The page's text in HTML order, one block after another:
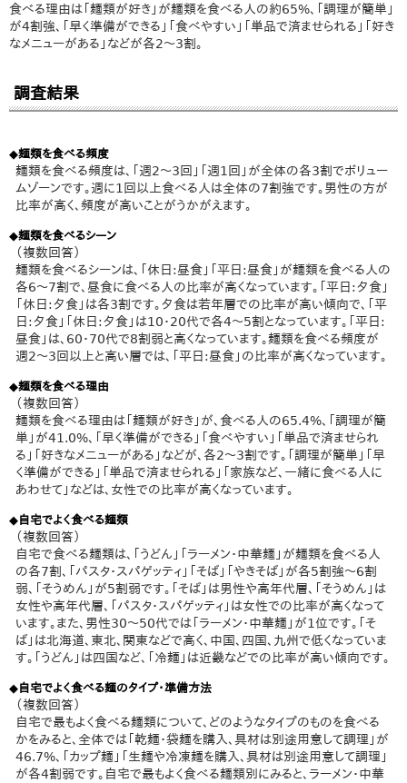
食べる理由は「麺類が好き」が麺類を食べる人の約65%、「調理が簡単」
が4割強、「早く準備ができる」「食べやすい」「単品で済ませられる」「好き
なメニューがある」などが各2～3割。
調査結果
◆麺類を食べる頻度
麺類を食べる頻度は、「週2～3回」「週1回」が全体の各3割でボリュー
ムゾーンです。週に1回以上食べる人は全体の7割強です。男性の方が
比率が高く、頻度が高いことがうかがえます。
◆麺類を食べるシーン
（複数回答）
麺類を食べるシーンは、「休日:昼食」「平日:昼食」が麺類を食べる人の
各6～7割で、昼食に食べる人の比率が高くなっています。「平日:夕食」
「休日:夕食」は各3割です。夕食は若年層での比率が高い傾向で、「平
日:夕食」「休日:夕食」は10・20代で各4～5割となっています。「平日:
昼食」は、60・70代で8割弱と高くなっています。麺類を食べる頻度が
週2～3回以上と高い層では、「平日:昼食」の比率が高くなっています。
◆麺類を食べる理由
（複数回答）
麺類を食べる理由は「麺類が好き」が、食べる人の65.4%、「調理が簡
単」が41.0%、「早く準備ができる」「食べやすい」「単品で済ませられ
る」「好きなメニューがある」などが、各2～3割です。「調理が簡単」「早
く準備ができる」「単品で済ませられる」「家族など、一緒に食べる人に
あわせて」などは、女性での比率が高くなっています。
◆自宅でよく食べる麺類
（複数回答）
自宅で食べる麺類は、「うどん」「ラーメン・中華麺」が麺類を食べる人
の各7割、「パスタ・スパゲッティ」「そば」「やきそば」が各5割強～6割
弱、「そうめん」が5割弱です。「そば」は男性や高年代層、「そうめん」は
女性や高年代層、「パスタ・スパゲッティ」は女性での比率が高くなって
います。また、男性30～50代では「ラーメン・中華麺」が1位です。「そ
ば」は北海道、東北、関東などで高く、中国、四国、九州で低くなっていま
す。「うどん」は四国など、「冷麺」は近畿などでの比率が高い傾向です。
◆自宅でよく食べる麺のタイプ・準備方法
（複数回答）
自宅で最もよく食べる麺類について、どのようなタイプのものを食べる
かをみると、全体では「乾麺・袋麺を購入、具材は別途用意して調理」が
46.7%、「カップ麺」「生麺や冷凍麺を購入、具材は別途用意して調理」
が各4割弱です。自宅で最もよく食べる麺類別にみると、ラーメン・中華